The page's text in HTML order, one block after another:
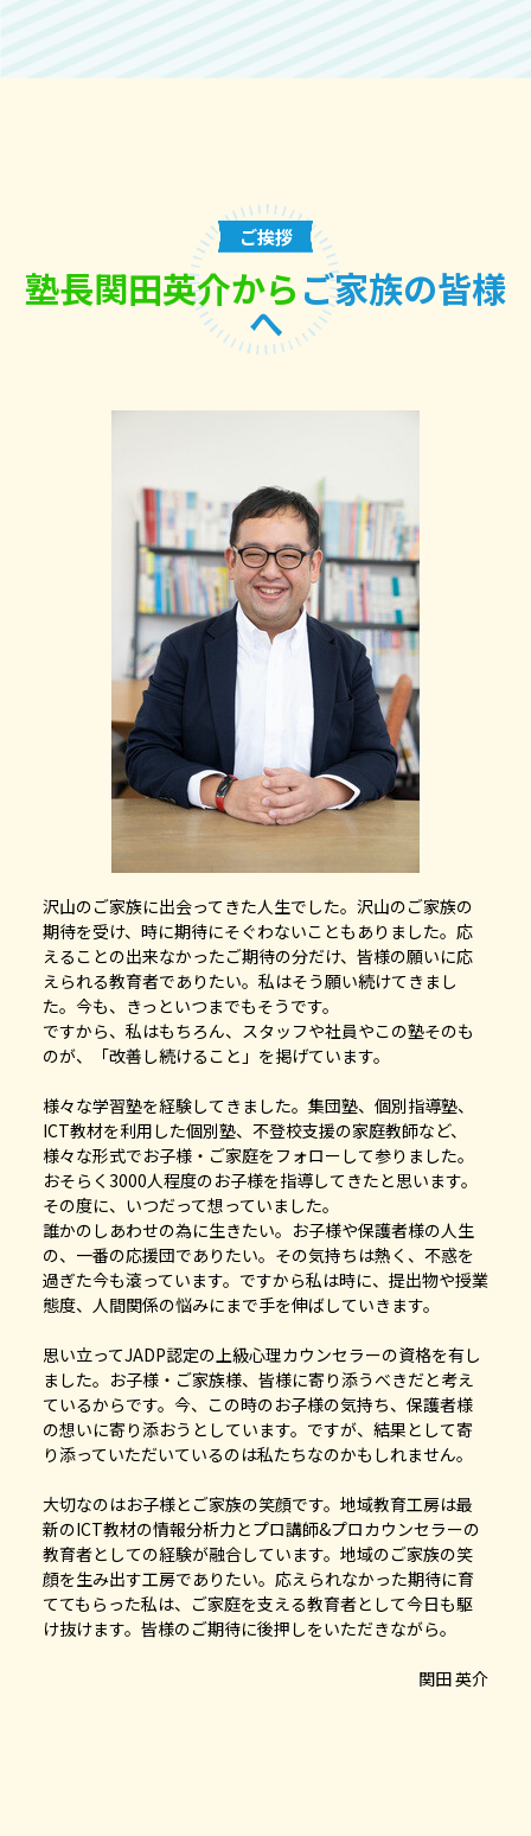
ご挨拶
塾長関田英介からご家族の皆様
へ
沢山のご家族に出会ってきた人生でした。沢山のご家族の
期待を受け、時に期待にそぐわないこともありました。応
えることの出来なかったご期待の分だけ、皆様の願いに応
えられる教育者でありたい。私はそう願い続けてきまし
た。今も、きっといつまでもそうです。
ですから、私はもちろん、スタッフや社員やこの塾そのも
のが、「改善し続けること」を掲げています。
様々な学習塾を経験してきました。集団塾、個別指導塾、
ICT教材を利用した個別塾、不登校支援の家庭教師など、
様々な形式でお子様・ご家庭をフォローして参りました。
おそらく3000人程度のお子様を指導してきたと思います。
その度に、いつだって想っていました。
誰かのしあわせの為に生きたい。お子様や保護者様の人生
の、一番の応援団でありたい。その気持ちは熱く、不惑を
過ぎた今も滾っています。ですから私は時に、提出物や授業
態度、人間関係の悩みにまで手を伸ばしていきます。
思い立ってJADP認定の上級心理カウンセラーの資格を有し
ました。お子様・ご家族様、皆様に寄り添うべきだと考え
ているからです。今、この時のお子様の気持ち、保護者様
の想いに寄り添おうとしています。ですが、結果として寄
り添っていただいているのは私たちなのかもしれません。
大切なのはお子様とご家族の笑顔です。地域教育工房は最
新のICT教材の情報分析力とプロ講師&プロカウンセラーの
教育者としての経験が融合しています。地域のご家族の笑
顔を生み出す工房でありたい。応えられなかった期待に育
ててもらった私は、ご家庭を支える教育者として今日も駆
け抜けます。皆様のご期待に後押しをいただきながら。
関田 英介